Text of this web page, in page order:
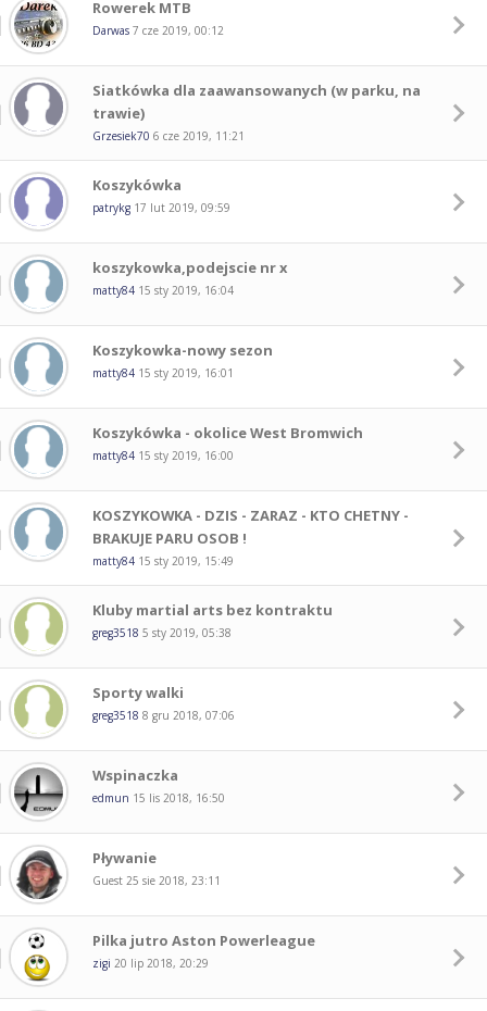
Rowerek MTB
Darwas 7 cze 2019, 00:12
Siatkówka dla zaawansowanych (w parku, na
trawie)
Grzesiek70 6 cze 2019, 11:21
Koszykówka
patrykg 17 lut 2019, 09:59
koszykowka,podejscie nr x
matty84 15 sty 2019, 16:04
Koszykowka-nowy sezon
matty84 15 sty 2019, 16:01
Koszykówka - okolice West Bromwich
matty84 15 sty 2019, 16:00
KOSZYKOWKA - DZIS - ZARAZ - KTO CHETNY -
BRAKUJE PARU OSOB !
matty84 15 sty 2019, 15:49
Kluby martial arts bez kontraktu
greg3518 5 sty 2019, 05:38
Sporty walki
greg3518 8 gru 2018, 07:06
Wspinaczka
edmun 15 lis 2018, 16:50
Pływanie
Guest 25 sie 2018, 23:11
Pilka jutro Aston Powerleague
zigi 20 lip 2018, 20:29